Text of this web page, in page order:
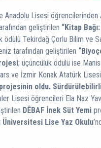
Anadolu Lisesi öğrencilerinden
geliştirilen “Kitap
ödülü Tekirdağ Çorlu Bilim ve
tarafından geliştirilen
; üçüncülük ödülü ise
ve İzmir Konak Atatürk
projesinin oldu.
Lisesi öğrencileri Ela Naz
DÊBAF İnek Süt Yemi
Üniversitesi Lise Yaz Okulu